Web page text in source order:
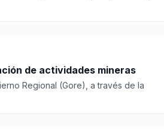
de actividades mineras
Regional (Gore), a través de la